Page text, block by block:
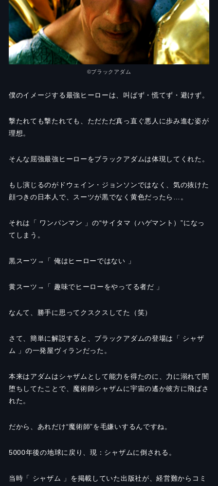
©︎ブラックアダム
僕のイメージする最強ヒーローは、叫ばず・慌てず・避けず。
撃たれても撃たれても、ただただ真っ直ぐ悪人に歩み進む姿が
理想。
そんな屈強最強ヒーローをブラックアダムは体現してくれた。
もし演じるのがドウェイン・ジョンソンではなく、気の抜けた
顔つきの日本人で、スーツが黒でなく黄色だったら…。
それは「 ワンパンマン 」の“サイタマ（ハゲマント）”になっ
てしまう。
黒スーツ→「 俺はヒーローではない 」
黄スーツ→「 趣味でヒーローをやってる者だ 」
なんて、勝手に思ってクスクスしてた（笑）
さて、簡単に解説すると、ブラックアダムの登場は「 シャザ
ム 」の一発屋ヴィランだった。
本来はアダムはシャザムとして能力を得たのに、力に溺れて闇
堕ちしてたことで、魔術師シャザムに宇宙の遙か彼方に飛ばさ
れた。
だから、あれだけ“魔術師”を毛嫌いするんですね。
5000年後の地球に戻り、現：シャザムに倒される。
当時「 シャザム 」を掲載していた出版社が、経営難からコミ